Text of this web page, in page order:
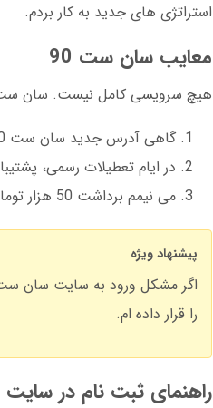
استراتژی های جدید به کار بردم.
معایب سان ست 90
هیچ سرویسی کامل نیست. سان ست 90 هم چالش هایی
گاهی آدرس جدید سان ست 90 دیر منتشر می شود
در ایام تعطیلات رسمی،
می نیمم برداشت 50 هزار تومان است که برای برخی کاربران زیاد است
پیشنهاد ویژه
را قرار داده ام.
راهنمای ثبت نام در سایت